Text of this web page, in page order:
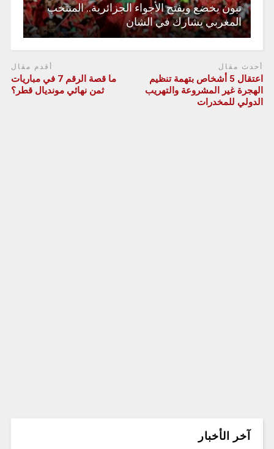
تبون يخضع ويفتح الأجواء الجزائرية.. المنتخب
المغربي يشارك في الشان
أحدث مقال
اعتقال 5 أشخاص بتهمة تنظيم
الهجرة غير المشروعة والتهريب
الدولي للمخدرات
أقدم مقال
ما قصة الرقم 7 في مباريات
ثمن نهائي مونديال قطر؟
آخر الأخبار